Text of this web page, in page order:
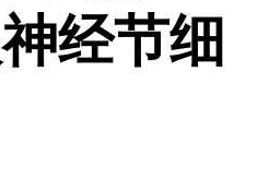
经节细